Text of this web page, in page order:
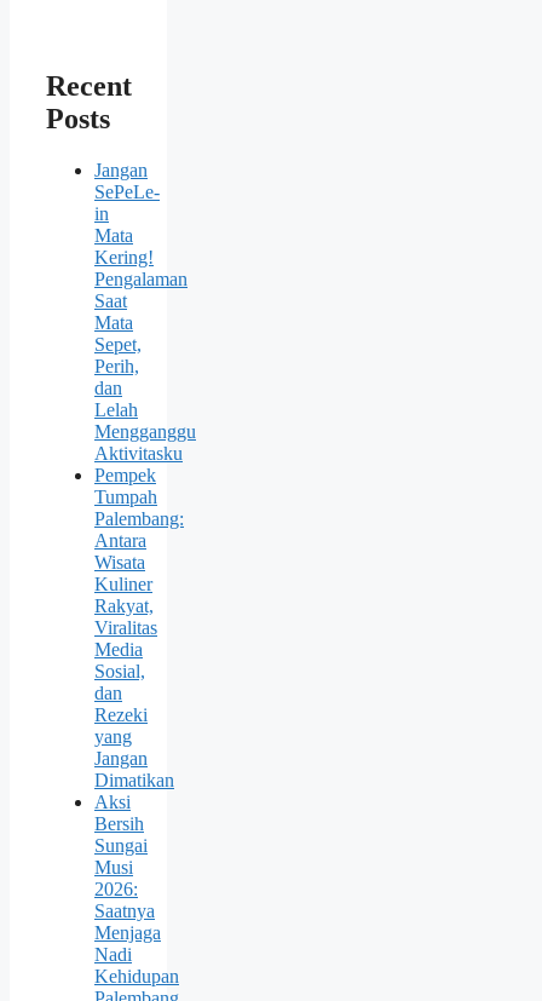
Recent
Posts
Jangan
SePeLe-
in
Mata
Kering!
Pengalaman
Saat
Mata
Sepet,
Perih,
dan
Lelah
Mengganggu
Aktivitasku
Pempek
Tumpah
Palembang:
Antara
Wisata
Kuliner
Rakyat,
Viralitas
Media
Sosial,
dan
Rezeki
yang
Jangan
Dimatikan
Aksi
Bersih
Sungai
Musi
2026:
Saatnya
Menjaga
Nadi
Kehidupan